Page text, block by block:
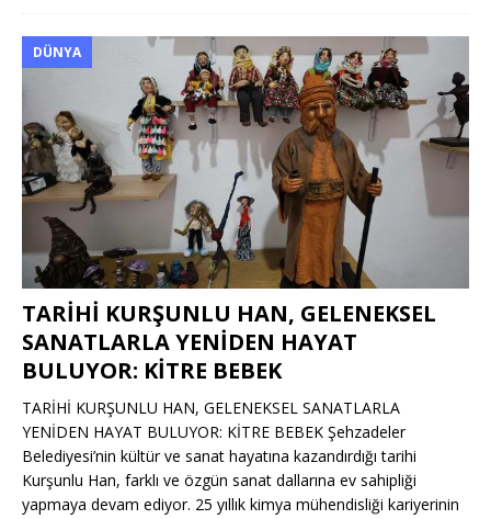
DÜNYA
TARİHİ KURŞUNLU HAN, GELENEKSEL
SANATLARLA YENİDEN HAYAT
BULUYOR: KİTRE BEBEK
TARİHİ KURŞUNLU HAN, GELENEKSEL SANATLARLA
YENİDEN HAYAT BULUYOR: KİTRE BEBEK Şehzadeler
Belediyesi’nin kültür ve sanat hayatına kazandırdığı tarihi
Kurşunlu Han, farklı ve özgün sanat dallarına ev sahipliği
yapmaya devam ediyor. 25 yıllık kimya mühendisliği kariyerinin